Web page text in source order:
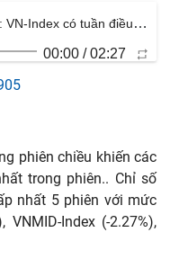
Market Today 05/09/2025: VN-Index có tuần điều chỉnh đầu tiên
00:00 /02:27
phiên chiều khiến các
trong phiên.. Chỉ số
nhất 5 phiên với mức
VNMID-Index (-2.27%),